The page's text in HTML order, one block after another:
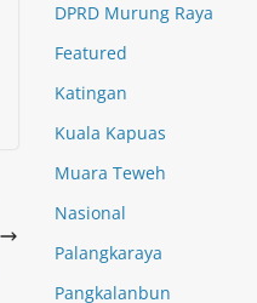
DPRD Murung Raya
Featured
Katingan
Kuala Kapuas
Muara Teweh
Nasional
Palangkaraya
Pangkalanbun